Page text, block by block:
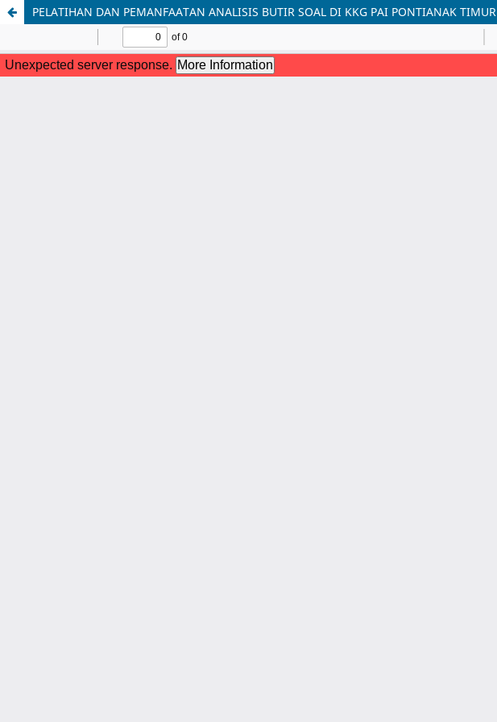
PELATIHAN DAN PEMANFAATAN ANALISIS BUTIR SOAL DI KKG PAI PONTIANAK TIMUR